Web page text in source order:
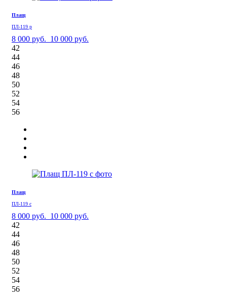
Плащ
ПЛ-119 р
8 000 руб. 10 000 руб.
42
44
46
48
50
52
54
56
Плащ
ПЛ-119 с
8 000 руб. 10 000 руб.
42
44
46
48
50
52
54
56